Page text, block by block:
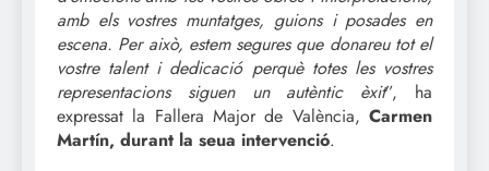
amb els vostres muntatges, guions i posades en
escena. Per això, estem segures que donareu tot el
vostre talent i dedicació perquè totes les vostres
representacions siguen un autèntic èxit”, ha
expressat la Fallera Major de València, Carmen
Martín, durant la seua intervenció.